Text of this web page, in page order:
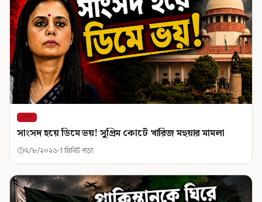
দেশ
সাংসদ হয়ে ডিমে ভয়! সুপ্রিম কোর্টে খারিজ মহুয়ার মামলা
৭/৮/২০২৬ 1 মিনিট পড়া